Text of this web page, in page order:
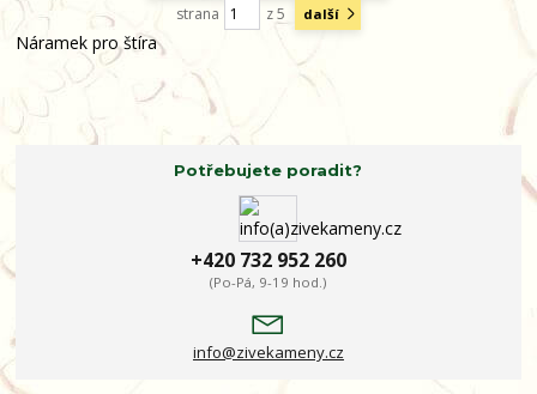
strana
z 5 další
Náramek pro štíra
Potřebujete poradit?
+420 732 952 260
(Po-Pá, 9-19 hod.)
info@zivekameny.cz